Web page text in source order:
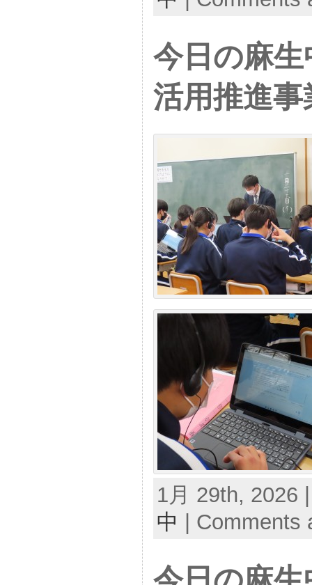
今日の麻
活用推進
1月 29th, 2026
中
Comments